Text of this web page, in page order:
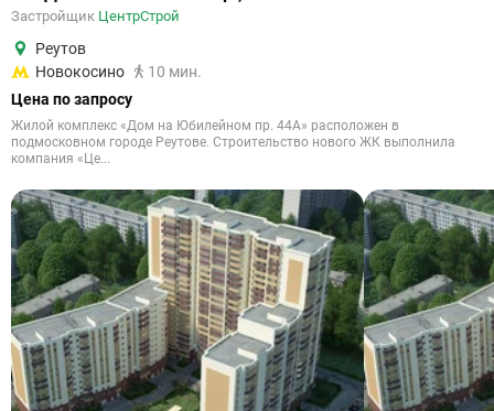
Застройщик ЦентрСтрой
Реутов
Новокосино
10 мин.
Цена по запросу
Жилой комплекс «Дом на Юбилейном пр. 44А» расположен в
подмосковном городе Реутове. Строительство нового ЖК выполнила
компания «Це...